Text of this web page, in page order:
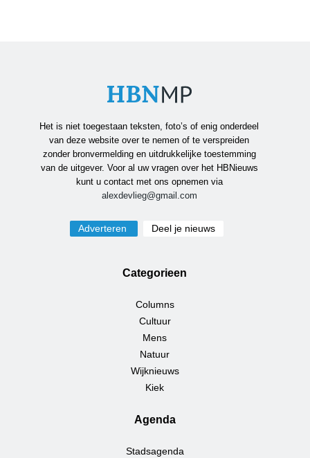
Het is niet toegestaan teksten, foto’s of enig onderdeel
van deze website over te nemen of te verspreiden
zonder bronvermelding en uitdrukkelijke toestemming
van de uitgever. Voor al uw vragen over het HBNieuws
kunt u contact met ons opnemen via
alexdevlieg@gmail.com
Adverteren Deel je nieuws
Categorieen
Columns
Cultuur
Mens
Natuur
Wijknieuws
Kiek
Agenda
Stadsagenda